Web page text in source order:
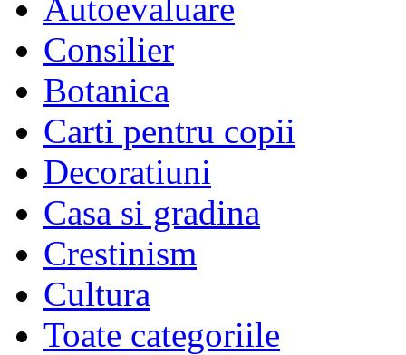
Autoevaluare
Consilier
Botanica
Carti pentru copii
Decoratiuni
Casa si gradina
Crestinism
Cultura
Toate categoriile